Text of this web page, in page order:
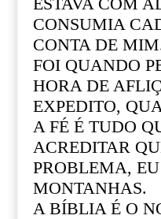
ESTAVA COM
CONSUMIA
CONTA DE
FOI QUANDO
HORA DE
EXPEDITO,
A FÉ É TUDO
ACREDITAR
PROBLEMA,
MONTANHAS.
A BÍBLIA É O